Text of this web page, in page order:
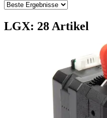
LGX: 28 Artikel